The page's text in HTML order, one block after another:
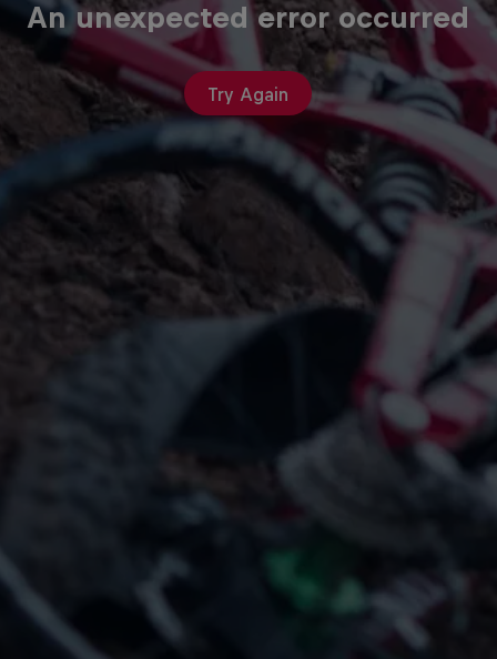
An unexpected error occurred
Try Again